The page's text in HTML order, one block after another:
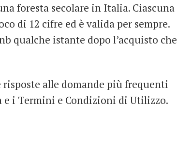
foresta secolare in Italia. Ciascuna
di 12 cifre ed è valida per sempre.
qualche istante dopo l’acquisto che
alle domande più frequenti
e i Termini e Condizioni di Utilizzo.